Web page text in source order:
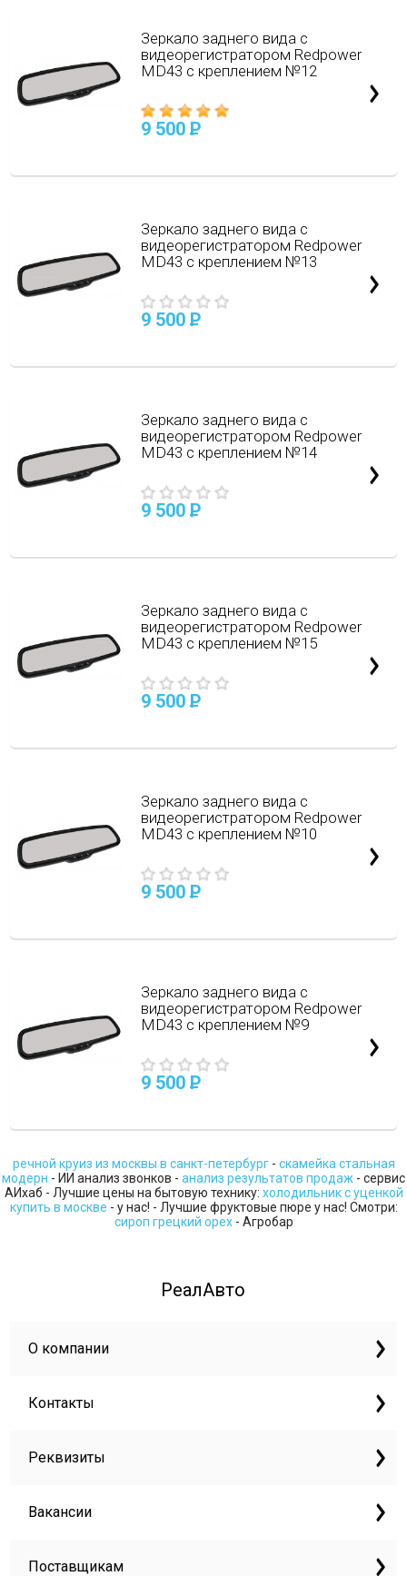
Зеркало заднего вида с
видеорегистратором Redpower
MD43 с креплением №12
9 500 P
Зеркало заднего вида с
видеорегистратором Redpower
MD43 с креплением №13
9 500 P
Зеркало заднего вида с
видеорегистратором Redpower
MD43 с креплением №14
9 500 P
Зеркало заднего вида с
видеорегистратором Redpower
MD43 с креплением №15
9 500 P
Зеркало заднего вида с
видеорегистратором Redpower
MD43 с креплением №10
9 500 P
Зеркало заднего вида с
видеорегистратором Redpower
MD43 с креплением №9
9 500 P
речной круиз из москвы в санкт-петербург- скамейка стальная
модерн - ИИ анализ звонков - анализ результатов продаж - сервис
АИхаб - Лучшие цены на бытовую технику: холодильник с уценкой
купить в москве - у нас! - Лучшие фруктовые пюре у нас! Смотри:
сироп грецкий орех- Агробар
РеалАвто
О компании
Контакты
Реквизиты
Вакансии
Поставщикам